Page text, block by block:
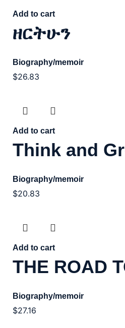
Add to cart
ዘርትሁን
Biography/memoir
$26.83
Add to cart
Think and
Biography/memoir
$20.83
Add to cart
THE ROAD
Biography/memoir
$27.16